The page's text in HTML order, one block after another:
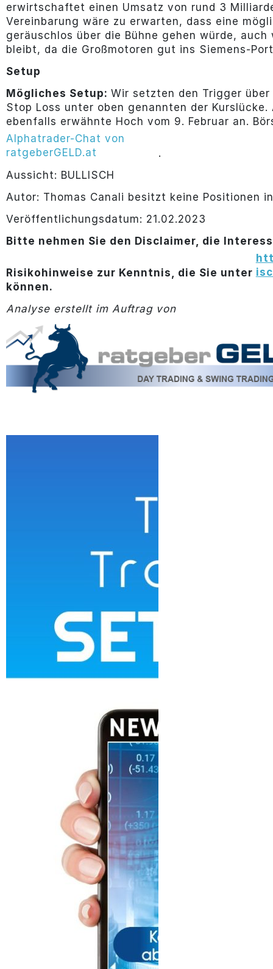
erwirtschaftet einen Umsatz von rund 3
Vereinbarung wäre zu erwarten, dass eine
geräuschlos über die Bühne gehen würde,
bleibt, da die Großmotoren gut ins Siemens-
Setup
Mögliches Setup: Wir setzten den Trigger
Stop Loss unter oben genannten der
ebenfalls erwähnte Hoch vom 9. Februar an.
Alphatrader-Chat von
ratgeberGELD.at
.
Aussicht: BULLISCH
Autor: Thomas Canali besitzt keine Positionen
Veröffentlichungsdatum: 21.02.2023
Bitte nehmen Sie den Disclaimer, die
Risikohinweise zur Kenntnis, die Sie unter
können.
Analyse erstellt im Auftrag von